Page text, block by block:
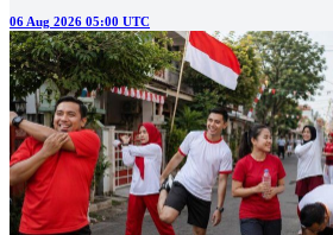
06 Aug 2026 05:00 UTC